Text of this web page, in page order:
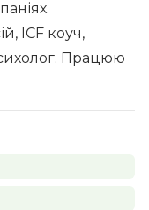
ICF коуч,
Працюю